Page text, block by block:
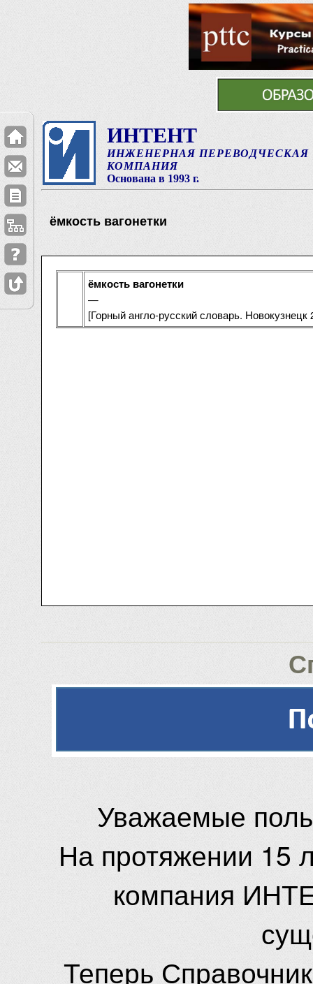
ИНТЕНТ
ИНЖЕНЕРНАЯ ПЕРЕВОДЧЕСКАЯ
КОМПАНИЯ
Основана в 1993 г.
ёмкость вагонетки
ёмкость вагонетки
—
[Горный англо-русский словарь. Новокузнецк
Уважаемые
На протяжении 15
компания
Теперь